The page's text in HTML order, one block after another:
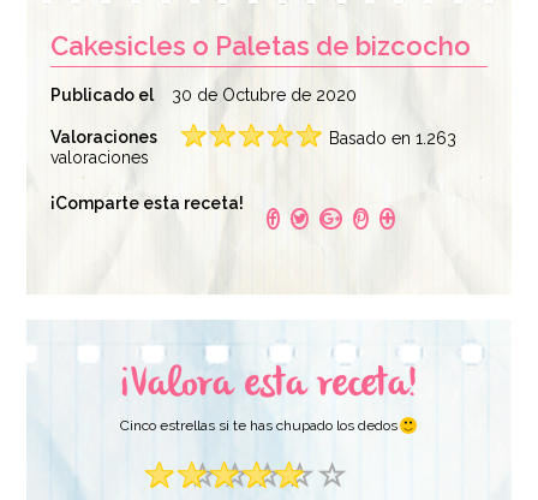
Helados Classic (Tipo
AÑADIR
para Helados (100
uds)
AÑADIR
Cakesicles o Paletas de bizcocho
Publicado el 30 de Octubre de 2020
Valoraciones
Basado en 1.263
valoraciones
¡Comparte esta receta!
¡Valora esta receta!
Cinco estrellas si te has chupado los dedos